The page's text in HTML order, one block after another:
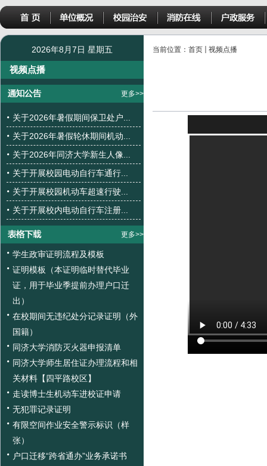
2026年8月7日 星期五
视频点播
更多>>
关于2026年暑假期间保卫处户...
关于2026年暑假轮休期间机动...
关于2026年同济大学新生人像...
关于开展校园电动自行车通行...
关于开展校园机动车超速行驶...
关于开展校内电动自行车注册...
更多>>
学生政审证明流程及模板
证明模板（本证明临时替代毕业
证，用于毕业季提前办理户口迁
出）
在校期间无违纪处分记录证明（外
国籍）
同济大学消防灭火器申报清单
同济大学师生居住证办理流程和相
关材料【四平路校区】
走读博士生机动车进校证申请
无犯罪记录证明
有限空间作业安全警示标识（样
张）
户口迁移“跨省通办”业务承诺书
当前位置： 首页 视频点播